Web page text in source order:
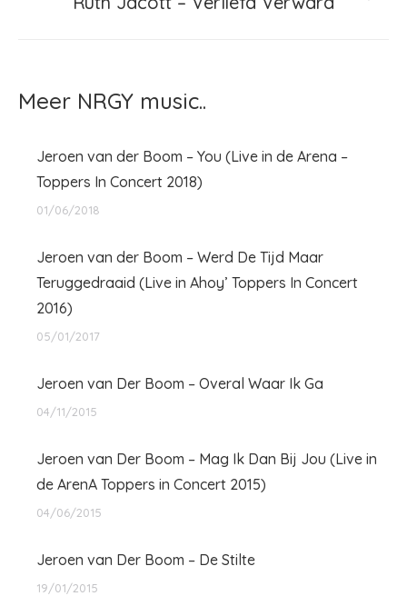
Meer NRGY music..
Jeroen van der Boom – You (Live in de Arena –
Toppers In Concert 2018)
01/06/2018
Jeroen van der Boom – Werd De Tijd Maar
Teruggedraaid (Live in Ahoy’ Toppers In Concert
2016)
05/01/2017
Jeroen van Der Boom – Overal Waar Ik Ga
04/11/2015
Jeroen van Der Boom – Mag Ik Dan Bij Jou (Live in
de ArenA Toppers in Concert 2015)
04/06/2015
Jeroen van Der Boom – De Stilte
19/01/2015